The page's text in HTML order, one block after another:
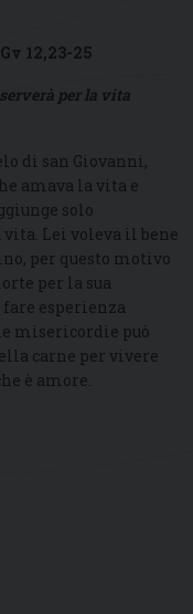
Gv 12,23-25
per la vita
di san Giovanni,
amava la vita e
solo
Lei voleva il bene
per questo motivo
per la sua
esperienza
misericordie può
carne per vivere
è amore.